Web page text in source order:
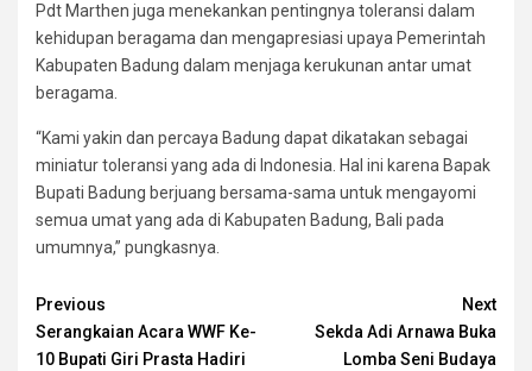
Pdt Marthen juga menekankan pentingnya toleransi dalam
kehidupan beragama dan mengapresiasi upaya Pemerintah
Kabupaten Badung dalam menjaga kerukunan antar umat
beragama.
“Kami yakin dan percaya Badung dapat dikatakan sebagai
miniatur toleransi yang ada di Indonesia. Hal ini karena Bapak
Bupati Badung berjuang bersama-sama untuk mengayomi
semua umat yang ada di Kabupaten Badung, Bali pada
umumnya,” pungkasnya.
Continue
Reading
Previous
Serangkaian Acara WWF Ke-
10 Bupati Giri Prasta Hadiri
Next
Sekda Adi Arnawa Buka
Lomba Seni Budaya